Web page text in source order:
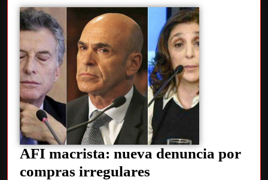
AFI macrista: nueva denuncia por
compras irregulares